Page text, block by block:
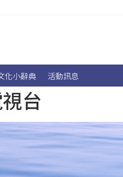
化小辭典 活動訊息
台